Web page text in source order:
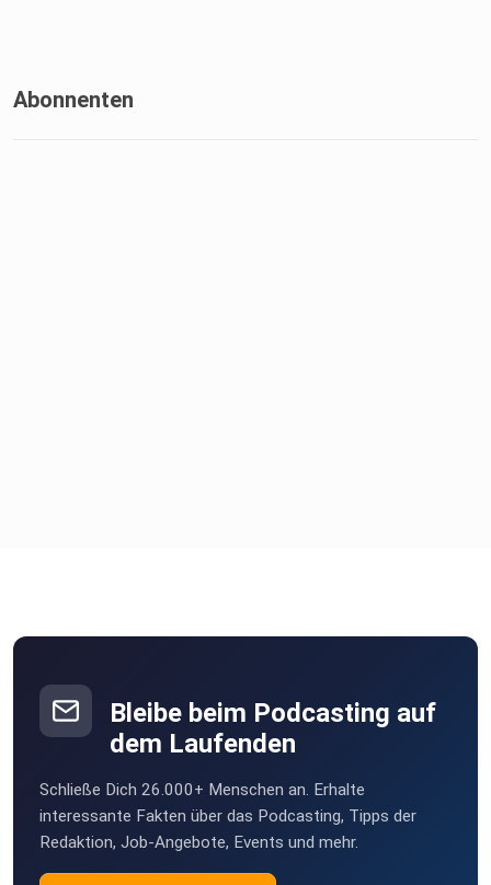
Abonnenten
Bleibe beim Podcasting auf
dem Laufenden
Schließe Dich 26.000+ Menschen an. Erhalte
interessante Fakten über das Podcasting, Tipps der
Redaktion, Job-Angebote, Events und mehr.